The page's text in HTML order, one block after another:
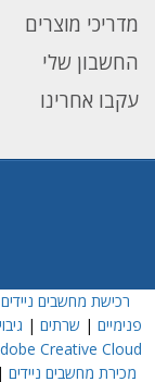
מדריכי מוצרים
החשבון שלי
עקבו אחרינו
רכישת מחשבים ניידים
פנימיים | שרתים | גיבוי
Creative Cloud
מכירת מחשבים ניידים |